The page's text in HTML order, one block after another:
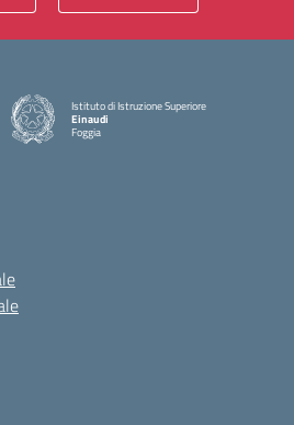
Istituto di Istruzione Superiore
Einaudi
Foggia
— Visita la pagina iniziale della scuola